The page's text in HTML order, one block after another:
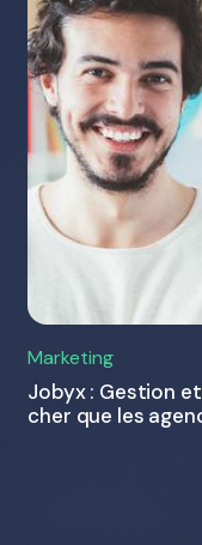
Marketing
Jobyx : Gestion
cher que les